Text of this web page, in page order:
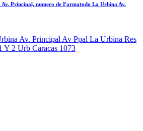
Principal, numero de Farmatodo La Urbina Av.
Av. Principal Av Ppal La Urbina Res
Y 2 Urb Caracas 1073